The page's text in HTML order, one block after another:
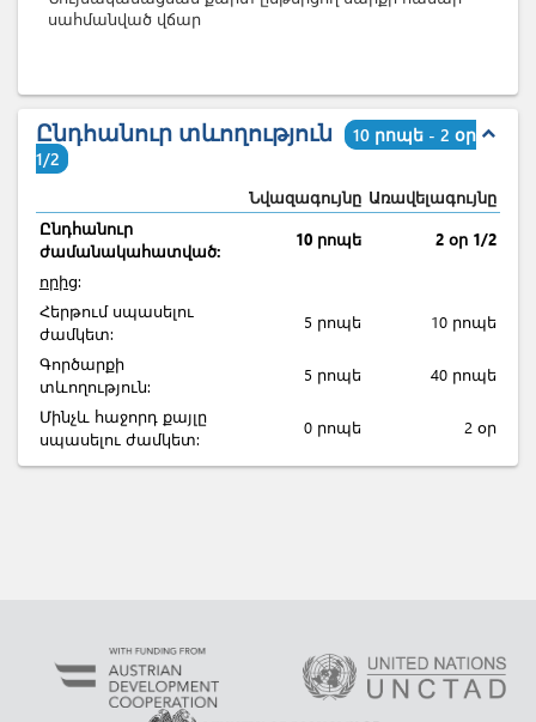
սահմանված վճար
Ընդհանուր տևողություն
10 րոպե - 2 օր
1/2
expand_less
Նվազագույնը Առավելագույնը
Ընդհանուր
ժամանակահատված:
10 րոպե 2 օր 1/2
որից:
Հերթում սպասելու
ժամկետ:
5 րոպե 10 րոպե
Գործարքի
տևողություն:
5 րոպե 40 րոպե
Մինչև հաջորդ քայլը
սպասելու ժամկետ:
0 րոպե 2 օր